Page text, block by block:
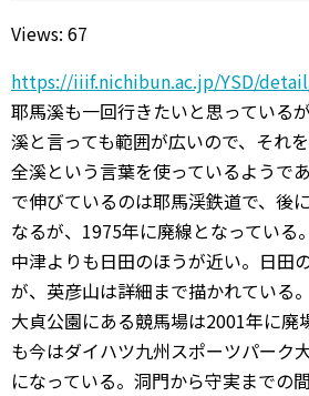
Views: 67
https://iiif.nichibun.ac.jp/YSD/
耶馬溪も一回行きたいと思っている
溪と言っても範囲が広いので、それ
全溪という言葉を使っているようで
で伸びているのは耶馬渓鉄道で、後
なるが、1975年に廃線となっている
中津よりも日田のほうが近い。日田
が、英彦山は詳細まで描かれている。
大貞公園にある競馬場は2001年に廃
も今はダイハツ九州スポーツパーク
になっている。洞門から守実までの